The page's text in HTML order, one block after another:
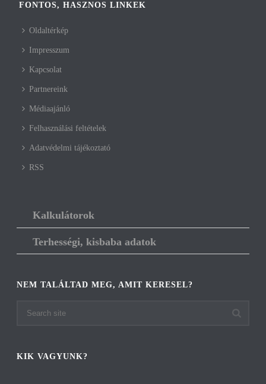
FONTOS, HASZNOS LINKEK
Oldaltérkép
Impresszum
Kapcsolat
Partnereink
Médiaajánló
Felhasználási feltételek
Adatvédelmi tájékoztató
RSS
Kalkulátorok
Terhességi, kisbaba adatok
NEM TALÁLTAD MEG, AMIT KERESEL?
KIK VAGYUNK?